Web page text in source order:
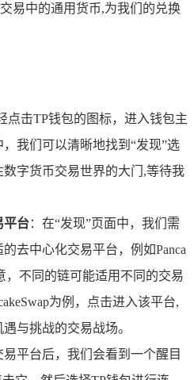
易中的通用货币,为我们的兑换
点击TP钱包的图标，进入钱包主
我们可以清晰地找到“发现”选
字货币交易世界的大门,等待我
平台：在“发现”页面中，我们需
去中心化交易平台，例如Panca
，不同的链可能适用不同的交易
为例，点击进入该平台,
与挑战的交易战场。
易平台后，我们会看到一个醒目